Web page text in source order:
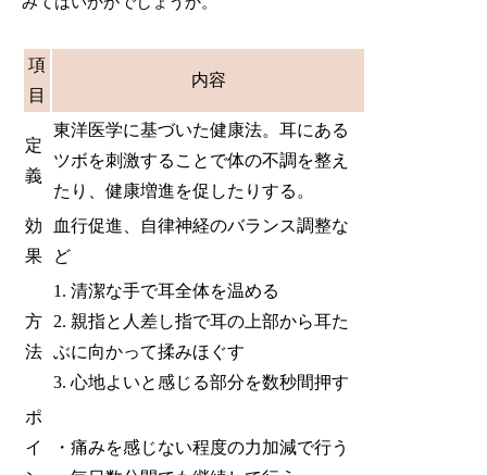
項
目
内容
定
義
東洋医学に基づいた健康法。耳にある
ツボを刺激することで体の不調を整え
たり、健康増進を促したりする。
効
果
血行促進、自律神経のバランス調整な
ど
方
法
1. 清潔な手で耳全体を温める
2. 親指と人差し指で耳の上部から耳た
ぶに向かって揉みほぐす
3. 心地よいと感じる部分を数秒間押す
ポ
イ
・痛みを感じない程度の力加減で行う